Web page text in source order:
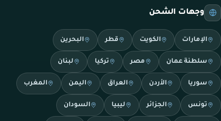
وجهات الشحن
الإمارات الكويت قطر البحرين
سلطنة عمان مصر تركيا لبنان
سوريا الأردن العراق اليمن المغرب
تونس الجزائر ليبيا السودان